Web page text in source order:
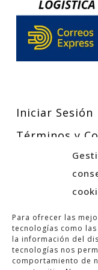
Para ofrecer las
tecnologías como
la información del
tecnologías nos
comportamiento de
Iniciar Sesión
Términos y
Política de
Política de